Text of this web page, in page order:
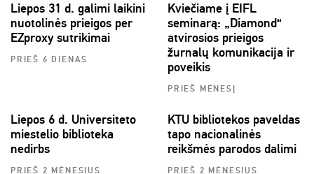
Liepos 31 d. galimi laikini
nuotolinės prieigos per
EZproxy sutrikimai
PRIEŠ 6 DIENAS
Kviečiame į EIFL
seminarą: „Diamond“
atvirosios prieigos
žurnalų komunikacija ir
poveikis
PRIEŠ MĖNESĮ
Liepos 6 d. Universiteto
miestelio biblioteka
nedirbs
PRIEŠ 2 MĖNESIUS
KTU bibliotekos paveldas
tapo nacionalinės
reikšmės parodos dalimi
PRIEŠ 2 MĖNESIUS